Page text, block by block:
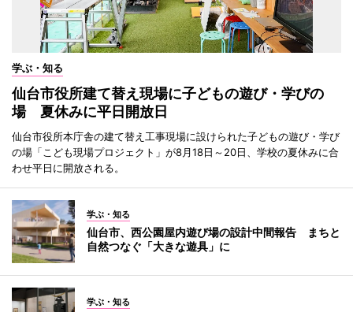
学ぶ・知る
仙台市役所建て替え現場に子どもの遊び・学びの
場 夏休みに平日開放日
仙台市役所本庁舎の建て替え工事現場に設けられた子どもの遊び・学び
の場「こども現場プロジェクト」が8月18日～20日、学校の夏休みに合
わせ平日に開放される。
学ぶ・知る
仙台市、西公園屋内遊び場の設計中間報告 まちと
自然つなぐ「大きな遊具」に
学ぶ・知る